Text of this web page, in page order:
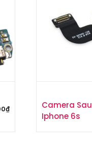
₫
Camera Sau
Iphone 6s